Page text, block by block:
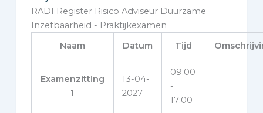
RADI Register Risico Adviseur Duurzame
Inzetbaarheid - Praktijkexamen
Naam
Datum Tijd
Examenzitting
1
13-04-
2027
09:00
-
17:00